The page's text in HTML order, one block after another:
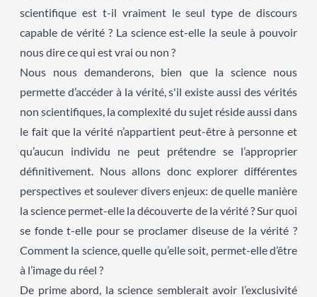
scientifique est t-il vraiment le seul type de discours
capable de vérité ? La science est-elle la seule à pouvoir
nous dire ce qui est vrai ou non ?
Nous nous demanderons, bien que la science nous
permette d’accéder à la vérité, s'il existe aussi des vérités
non scientifiques, la complexité du sujet réside aussi dans
le fait que la vérité n’appartient peut-être à personne et
qu’aucun individu ne peut prétendre se l’approprier
définitivement. Nous allons donc explorer différentes
perspectives et soulever divers enjeux: de quelle manière
la science permet-elle la découverte de la vérité ? Sur quoi
se fonde t-elle pour se proclamer diseuse de la vérité ?
Comment la science, quelle qu’elle soit, permet-elle d’être
à l’image du réel ?
De prime abord, la science semblerait avoir l’exclusivité